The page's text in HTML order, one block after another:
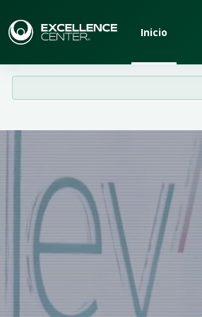
Inicio